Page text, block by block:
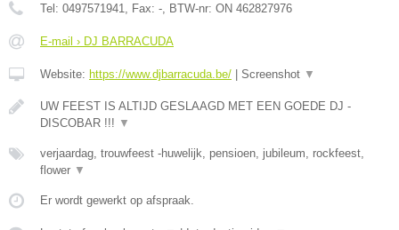
Tel: 0497571941 , Fax: - , BTW-nr: ON 462827976
E-mail › DJ BARRACUDA
Website: https://www.djbarracuda.be/ | Screenshot ▼
UW FEEST IS ALTIJD GESLAAGD MET EEN GOEDE DJ -
DISCOBAR !!! ▼
verjaardag, trouwfeest -huwelijk, pensioen, jubileum, rockfeest,
flower ▼
Er wordt gewerkt op afspraak.